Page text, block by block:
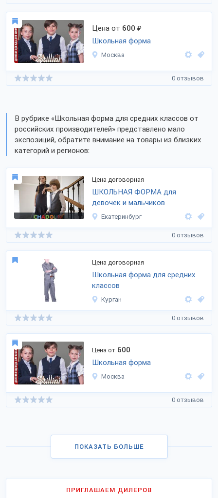
Цена от 600 ₽
Школьная форма
Москва
0 отзывов
В рубрике «Школьная форма для средних классов от
российских производителей» представлено мало
экспозиций, обратите внимание на товары из близких
категорий и регионов:
Цена договорная
ШКОЛЬНАЯ ФОРМА для
девочек и мальчиков
Екатеринбург
0 отзывов
Цена договорная
Школьная форма для средних
классов
Курган
0 отзывов
Цена от 600
Школьная форма
Москва
0 отзывов
ПОКАЗАТЬ БОЛЬШЕ
ПРИГЛАШАЕМ ДИЛЕРОВ